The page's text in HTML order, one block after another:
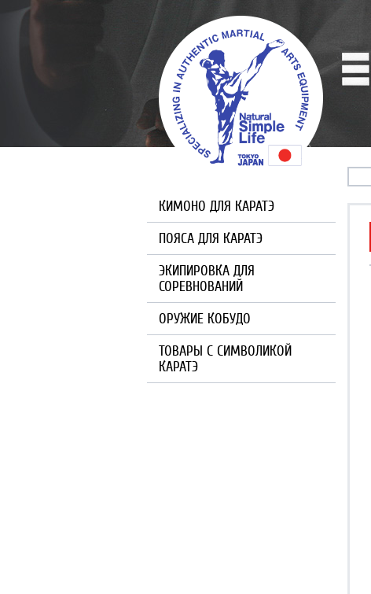
КИМОНО ДЛЯ КАРАТЭ
ПОЯСА ДЛЯ КАРАТЭ
ЭКИПИРОВКА ДЛЯ
СОРЕВНОВАНИЙ
ОРУЖИЕ КОБУДО
ТОВАРЫ С СИМВОЛИКОЙ
КАРАТЭ